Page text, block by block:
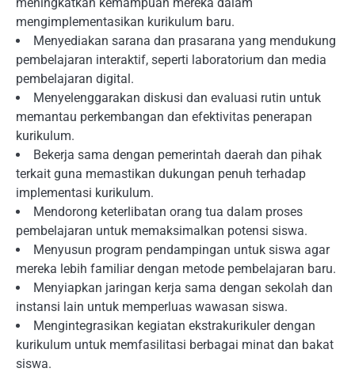
mengimplementasikan kurikulum baru.
Menyediakan sarana dan prasarana yang mendukung
pembelajaran interaktif, seperti laboratorium dan media
pembelajaran digital.
Menyelenggarakan diskusi dan evaluasi rutin untuk
memantau perkembangan dan efektivitas penerapan
kurikulum.
Bekerja sama dengan pemerintah daerah dan pihak
terkait guna memastikan dukungan penuh terhadap
implementasi kurikulum.
Mendorong keterlibatan orang tua dalam proses
pembelajaran untuk memaksimalkan potensi siswa.
Menyusun program pendampingan untuk siswa agar
mereka lebih familiar dengan metode pembelajaran baru.
Menyiapkan jaringan kerja sama dengan sekolah dan
instansi lain untuk memperluas wawasan siswa.
Mengintegrasikan kegiatan ekstrakurikuler dengan
kurikulum untuk memfasilitasi berbagai minat dan bakat
siswa.